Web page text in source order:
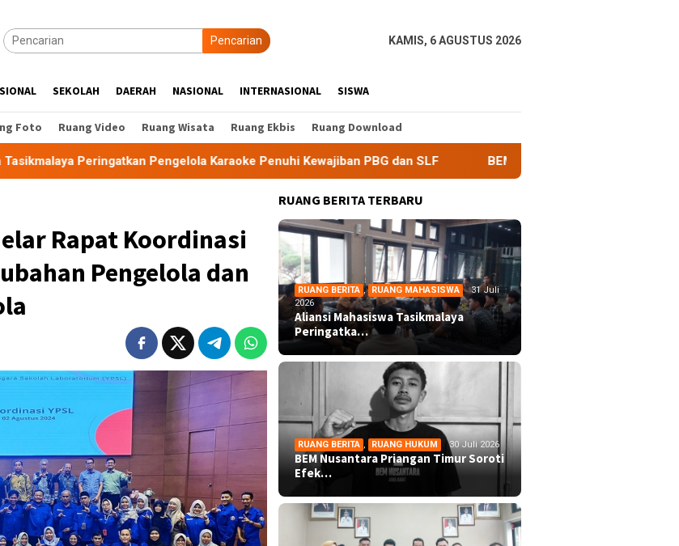
Pencarian KAMIS, 6 AGUSTUS 2026
SEKOLAH DAERAH NASIONAL INTERNASIONAL SISWA
Foto Ruang Video Ruang Wisata Ruang Ekbis Ruang Download
Pengelola Karaoke Penuhi Kewajiban PBG dan SLF BEM Nusantara Priangan Timur Soroti Efektivitas
Rapat Koordinasi
Pengelola dan
RUANG BERITA TERBARU
RUANG BERITA , RUANG MAHASISWA
31 Juli
2026
Aliansi Mahasiswa Tasikmalaya
Peringatka…
RUANG BERITA , RUANG HUKUM 30 Juli 2026
BEM Nusantara Priangan Timur Soroti
Efek…